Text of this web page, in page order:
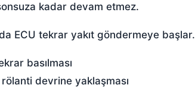
kadar devam etmez.
ECU tekrar yakıt göndermeye başlar.
basılması
devrine yaklaşması